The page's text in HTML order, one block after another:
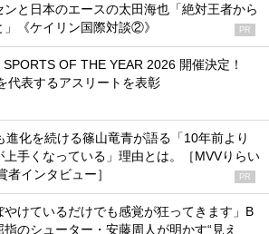
ンと日本のエースの太田海也「絶対王者から
」《ケイリン国際対談②》
PR
SPORTS OF THE YEAR 2026 開催決定！
代表するアスリートを表彰
進化を続ける篠山竜青が語る「10年前より
上手くなっている」理由とは。［MVVりらい
者インタビュー］
PR
やけているだけでも感覚が狂ってきます」B
指のシューター・安藤周人が明かす“見え